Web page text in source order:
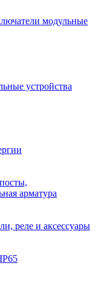
модульные
устройства
арматура
реле и аксессуары